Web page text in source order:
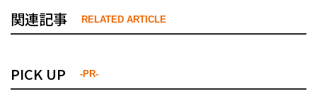
関連記事 RELATED ARTICLE
PICK UP -PR-